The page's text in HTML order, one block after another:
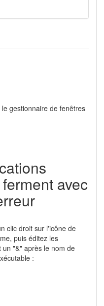
gestionnaire de fenêtres
avec
clic droit sur l'icône de
puis éditez les
"&" après le nom de
: